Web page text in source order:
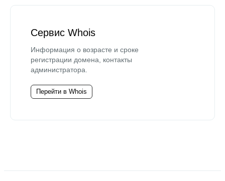
Сервис Whois
Информация о возрасте и сроке
регистрации домена, контакты
администратора.
Перейти в Whois